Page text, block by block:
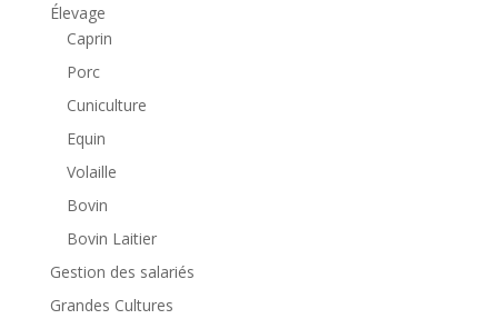
Élevage
Caprin
Porc
Cuniculture
Equin
Volaille
Bovin
Bovin Laitier
Gestion des salariés
Grandes Cultures